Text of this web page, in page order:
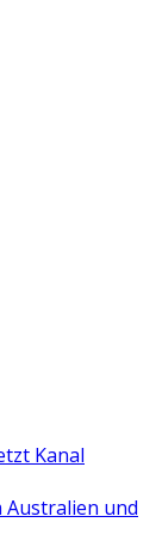
Kanal
Australien und